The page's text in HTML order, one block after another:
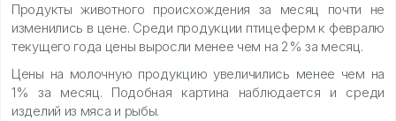
Продукты животного происхождения за месяц почти не
изменились в цене. Среди продукции птицеферм к февралю
текущего года цены выросли менее чем на 2% за месяц.
Цены на молочную продукцию увеличились менее чем на
1% за месяц. Подобная картина наблюдается и среди
изделий из мяса и рыбы.